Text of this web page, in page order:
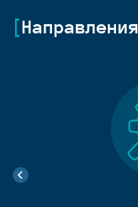
Направления